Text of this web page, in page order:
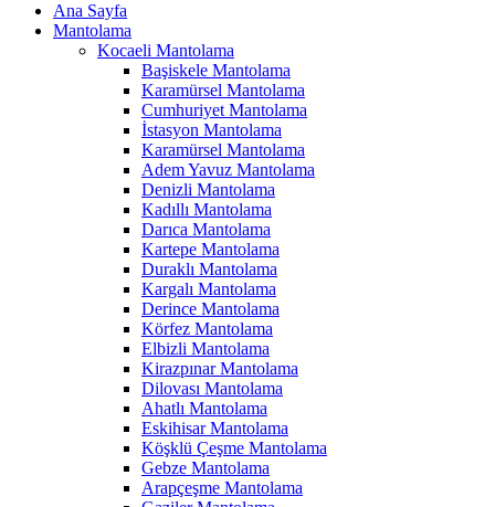
Ana Sayfa
Mantolama
Kocaeli Mantolama
Başiskele Mantolama
Karamürsel Mantolama
Cumhuriyet Mantolama
İstasyon Mantolama
Karamürsel Mantolama
Adem Yavuz Mantolama
Denizli Mantolama
Kadıllı Mantolama
Darıca Mantolama
Kartepe Mantolama
Duraklı Mantolama
Kargalı Mantolama
Derince Mantolama
Körfez Mantolama
Elbizli Mantolama
Kirazpınar Mantolama
Dilovası Mantolama
Ahatlı Mantolama
Eskihisar Mantolama
Köşklü Çeşme Mantolama
Gebze Mantolama
Arapçeşme Mantolama